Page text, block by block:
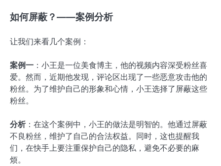
如何屏蔽？——案例分析
让我们来看几个案例：
案例一 ：小王是一位美食博主，他的视频内容深受粉丝喜
爱。然而，近期他发现，评论区出现了一些恶意攻击他的
粉丝。为了维护自己的形象和心情，小王选择了屏蔽这些
粉丝。
分析：在这个案例中，小王的做法是明智的。他通过屏蔽
不良粉丝，维护了自己的合法权益。同时，这也提醒我
们，在快手上要注重保护自己的隐私，避免不必要的麻
烦。